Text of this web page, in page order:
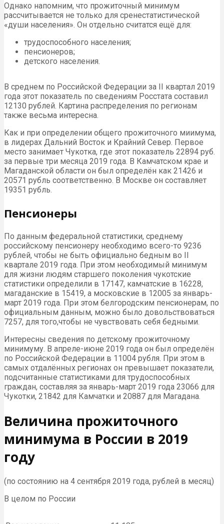
Однако напомним, что прожиточный минимум
рассчитывается не только для сренестатистической
«души населения». Он отдельно считатся ещё для:
трудоспособного населения;
пенсионеров;
детского населения.
В среднем по Российской Федерации за II квартал 2019
года этот показатель по сведениям Росстата составил
12130 рублей. Картина распределения по регионам
также весьма интересна.
Как и при определении общего прожиточного миимума,
в лидерах Дальний Восток и Крайний Север. Первое
место занимает Чукотка, где этот показатель 22894 руб.
за первые три месяца 2019 года. В Камчатском крае и
Магаданской области он был определён как 21426 и
20571 рубль соответственно. В Москве он составляет
19351 рубль.
Пенсионеры
По данным федеральной статистики, среднему
российскому пенсионеру необходимо всего-то 9236
рублей, чтобы не быть официально бедным во II
квартале 2019 года. При этом необходимый минимум
для жизни людям старшего поколения чукотские
статистики определили в 17147, камчатские в 16228,
магаданские в 15419, а московские в 12005 за январь-
март 2019 года. При этом белгородским пенсионерам, по
официальным данным, можно было довольствоваться
7257, для того,чтобы не чувствовать себя бедными.
Интересны сведения по детскому прожиточному
минимуму. В апреле-июне 2019 года он был определён
по Российской Федерации в 11004 рубля. При этом в
самых отдалённых регионах он превышает показатели,
подсчитанные статистиками для трудоспособных
граждан, составляя за январь-март 2019 года 23066 для
Чукотки, 21842 для Камчатки и 20887 для Магадана.
Величина прожиточного
минимума в России в 2019
году
(по состоянию на 4 сентября 2019 года, рублей в месяц)
В целом по России